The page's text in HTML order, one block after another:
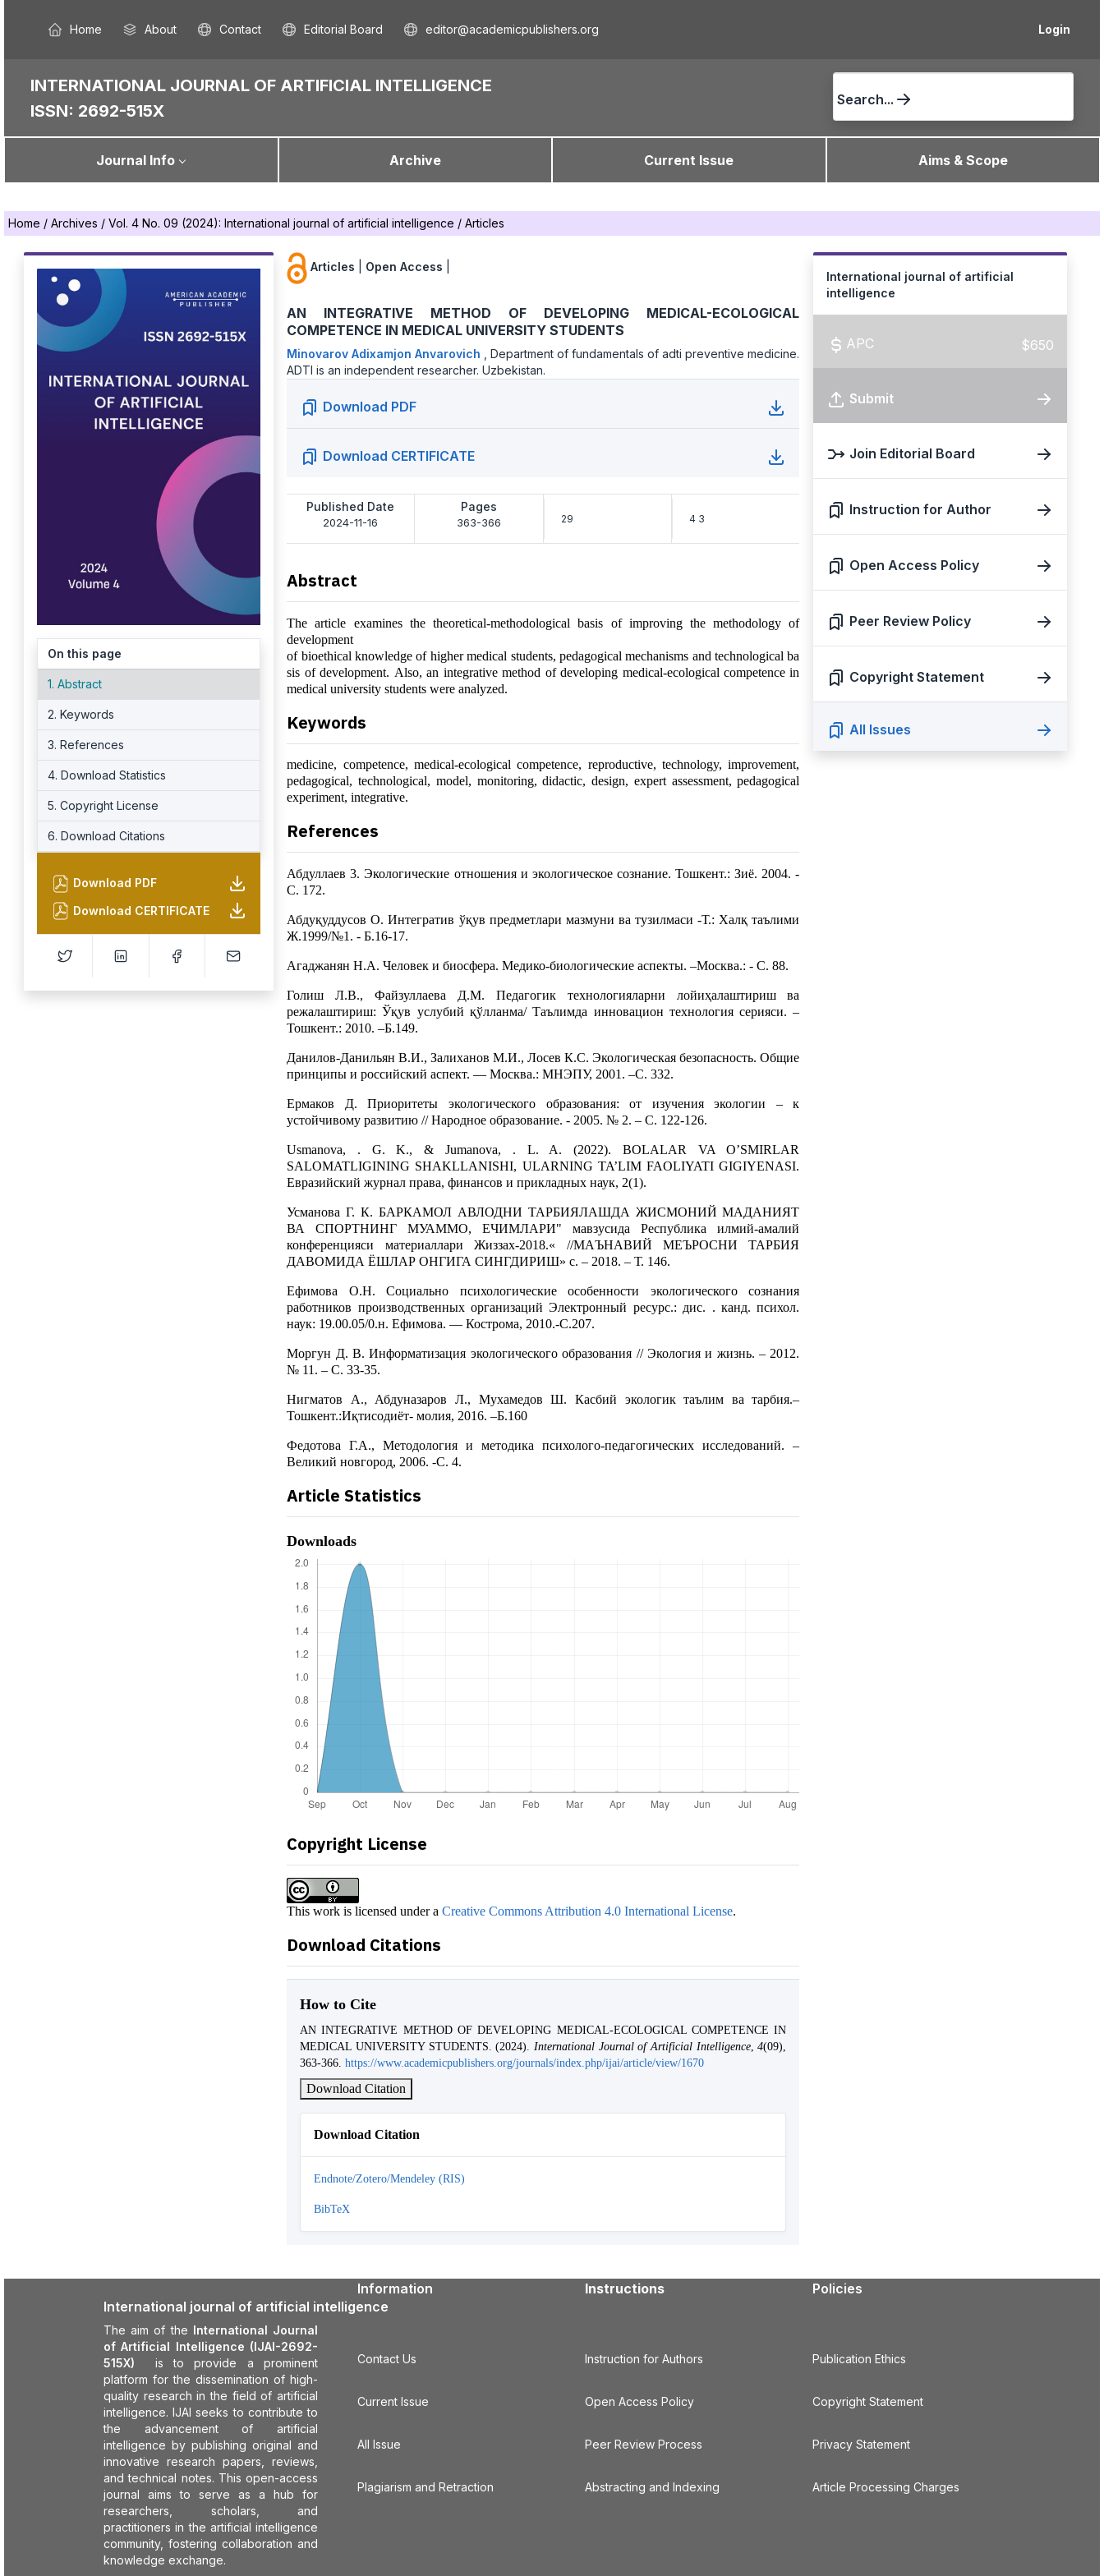
Login
Home About Contact Editorial Board editor@academicpublishers.org
INTERNATIONAL JOURNAL OF ARTIFICIAL INTELLIGENCE
ISSN: 2692-515X
Search...
Journal Info Archive Current Issue Aims & Scope
Home / Archives / Vol. 4 No. 09 (2024): International journal of artificial intelligence / Articles
On this page
1. Abstract
2. Keywords
3. References
4. Download Statistics
5. Copyright License
6. Download Citations
Download PDF
Download CERTIFICATE
Articles Open Access
AN INTEGRATIVE METHOD OF DEVELOPING MEDICAL-ECOLOGICAL
COMPETENCE IN MEDICAL UNIVERSITY STUDENTS
Minоvarov Adixamjon Anvarovich ,Department of fundamentals of adti preventive medicine.
ADTI is an independent researcher. Uzbekistan.
Download PDF
Download CERTIFICATE
Published Date
2024-11-16
Pages
363-366 29 4 3
Abstract
The article examines the theoretical-methodological basis of improving the methodology of
development
of bioethical knowledge of higher medical students, pedagogical mechanisms and technological ba
sis of development. Also, an integrative method of developing medical-ecological competence in
medical university students were analyzed.
Keywords
medicine, competence, medical-ecological competence, reproductive, technology, improvement,
pedagogical, technological, model, monitoring, didactic, design, expert assessment, pedagogical
experiment, integrative.
References
Абдуллаев 3. Экологические отношения и экологическое сознание. Тошкент.: Зиё. 2004. -
С. 172.
Абдуқуддусов О. Интегратив ўқув предметлари мазмуни ва тузилмаси -Т.: Халқ таълими
Ж.1999/№1. - Б.16-17.
Агаджанян Н.А. Человек и биосфера. Медико-биологические аспекты. –Москва.: - С. 88.
Голиш Л.В., Файзуллаева Д.М. Педагогик технологияларни лойиҳалаштириш ва
режалаштириш: Ўқув услубий қўлланма/ Таълимда инновацион технология серияси. –
Тошкент.: 2010. –Б.149.
Данилов-Данильян В.И., Залиханов М.И., Лосев К.С. Экологическая безопасность. Общие
принципы и российский аспект. — Москва.: МНЭПУ, 2001. –С. 332.
Ермаков Д. Приоритеты экологического образования: от изучения экологии – к
устойчивому развитию // Народное образование. - 2005. № 2. – С. 122-126.
Usmanova, . G. K., & Jumanova, . L. A. (2022). BOLALAR VA O’SMIRLAR
SALOMATLIGINING SHAKLLANISHI, ULARNING TA’LIM FAOLIYATI GIGIYENASI.
Евразийский журнал права, финансов и прикладных наук, 2(1).
Усманова Г. К. БАРКАМОЛ АВЛОДНИ ТАРБИЯЛАШДА ЖИСМОНИЙ МАДАНИЯТ
ВА СПОРТНИНГ МУАММО, ЕЧИМЛАРИ" мавзусида Республика илмий-амалий
конференцияси материаллари Жиззах-2018.« //МАЪНАВИЙ МЕЪРОСНИ ТАРБИЯ
ДАВОМИДА ЁШЛАР ОНГИГА СИНГДИРИШ» с. – 2018. – Т. 146.
Ефимова О.Н. Социально психологические особенности экологического сознания
работников производственных организаций Электронный ресурс.: дис. . канд. психол.
наук: 19.00.05/0.н. Ефимова. — Кострома, 2010.-С.207.
Моргун Д. В. Информатизация экологического образования // Экология и жизнь. – 2012.
№ 11. – С. 33-35.
Нигматов А., Абдуназаров Л., Мухамедов Ш. Касбий экологик таълим ва тарбия.–
Тошкент.:Иқтисодиёт- молия, 2016. –Б.160
Федотова Г.А., Методология и методика психолого-педагогических исследований. –
Великий новгород, 2006. -С. 4.
Article Statistics
Downloads
Copyright License
This work is licensed under aCreative Commons Attribution 4.0 International License.
Download Citations
How to Cite
AN INTEGRATIVE METHOD OF DEVELOPING MEDICAL-ECOLOGICAL COMPETENCE IN
MEDICAL UNIVERSITY STUDENTS. (2024). International Journal of Artificial Intelligence,4(09),
363-366.https://www.academicpublishers.org/journals/index.php/ijai/article/view/1670
Download Citation
Download Citation
Endnote/Zotero/Mendeley (RIS)
BibTeX
International journal of artificial
intelligence
APC $650
Submit
Join Editorial Board
Instruction for Author
Open Access Policy
Peer Review Policy
Copyright Statement
All Issues
International journal of artificial intelligence
The aim of the International Journal
of Artificial Intelligence (IJAI-2692-
515X)
is to provide a prominent
platform for the dissemination of high-
quality research in the field of artificial
intelligence. IJAI seeks to contribute to
the advancement of artificial
intelligence by publishing original and
innovative research papers, reviews,
and technical notes. This open-access
journal aims to serve as a hub for
researchers, scholars, and
practitioners in the artificial intelligence
community, fostering collaboration and
knowledge exchange.
Information
Contact Us
Current Issue
All Issue
Plagiarism and Retraction
Instructions
Instruction for Authors
Open Access Policy
Peer Review Process
Abstracting and Indexing
Policies
Publication Ethics
Copyright Statement
Privacy Statement
Article Processing Charges